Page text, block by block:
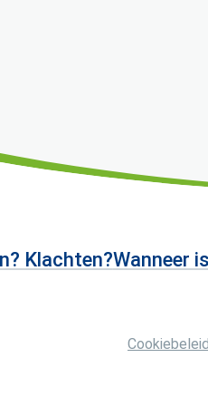
Klachten?Wanneer
Cookiebeleid